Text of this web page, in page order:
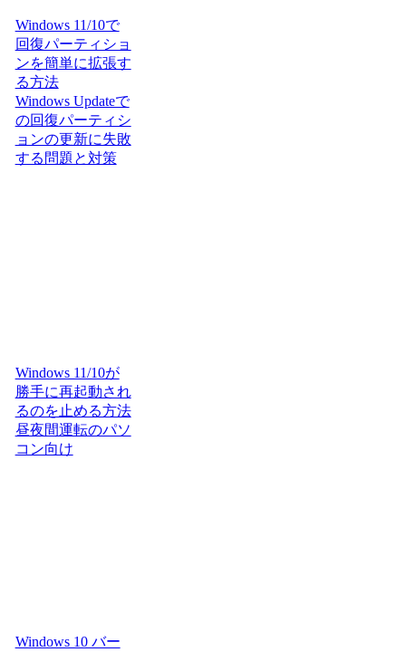
Windows 11/10で
回復パーティショ
ンを簡単に拡張す
る方法
Windows Updateで
の回復パーティシ
ョンの更新に失敗
する問題と対策
Windows 11/10が
勝手に再起動され
るのを止める方法
昼夜間運転のパソ
コン向け
Windows 10 バー